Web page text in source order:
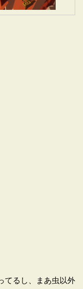
てるし、まあ虫以外